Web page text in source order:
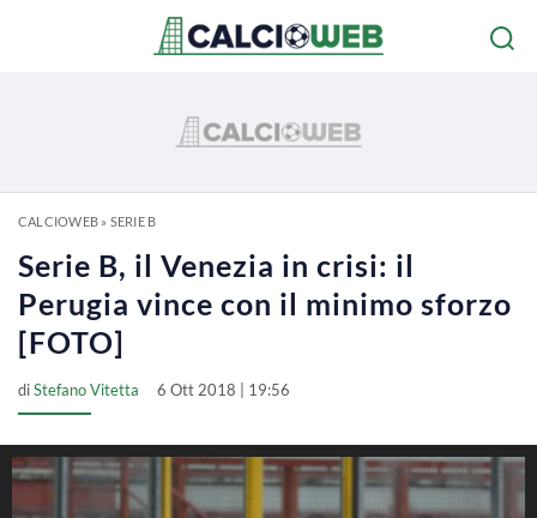
CALCIOWEB» SERIE B
Serie B, il Venezia in crisi: il
Perugia vince con il minimo sforzo
[FOTO]
diStefano Vitetta 6 Ott 2018 | 19:56